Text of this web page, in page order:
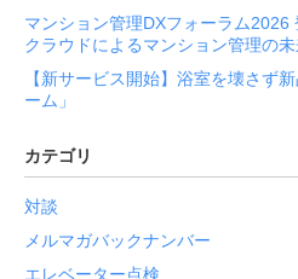
マンション管理DXフォーラム2026
クラウドによるマンション管理の
【新サービス開始】浴室を壊さず
ーム」
カテゴリ
対談
メルマガバックナンバー
エレベーター点検